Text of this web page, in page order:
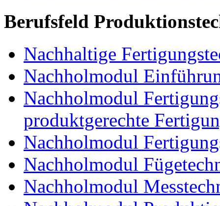
Berufsfeld
Nachhaltige
Nachholmodul
Nachholmodul
produktgerechte
Nachholmodul
Nachholmodul
Nachholmodul